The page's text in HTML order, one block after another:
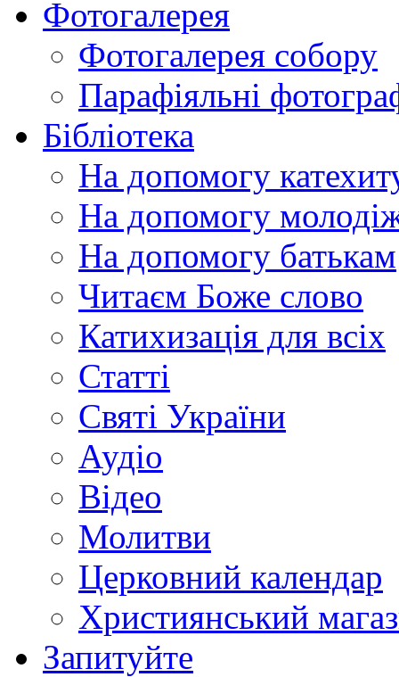
Фотогалерея
Фотогалерея собору
Парафіяльні
Бібліотека
На допомогу
На допомогу
На допомогу батькам
Читаєм Боже слово
Катихизація для всіх
Статті
Святі України
Аудіо
Відео
Молитви
Церковний календар
Християнський
Запитуйте